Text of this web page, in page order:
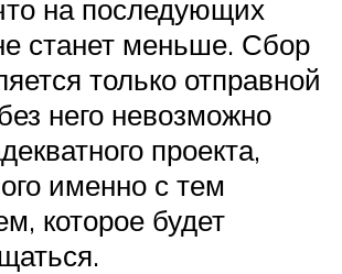
на последующих
станет меньше. Сбор
только отправной
него невозможно
проекта,
именно с тем
которое будет